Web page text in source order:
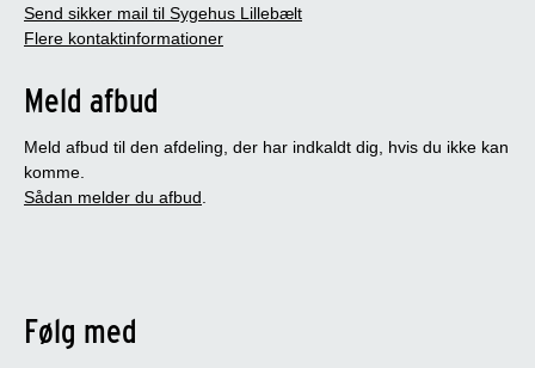
Send sikker mail til Sygehus Lillebælt
Flere kontaktinformationer
Meld afbud
Meld afbud til den afdeling, der har indkaldt dig, hvis du ikke kan
komme.
Sådan melder du afbud.
Følg med